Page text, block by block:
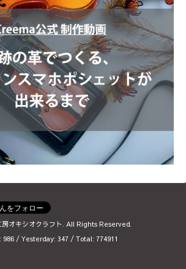
房オキシオクラフト . All Rights Reserved.
986 / Yesterday: 347 / Total: 774911